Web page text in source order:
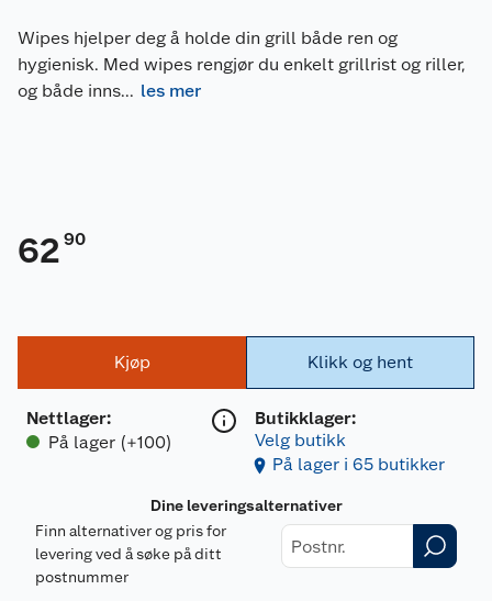
Wipes hjelper deg å holde din grill både ren og
hygienisk. Med wipes rengjør du enkelt grillrist og riller,
og både inns... les mer
62 90
Kjøp
Nettlager:
På lager (+100)
Klikk og hent
Butikklager:
Velg butikk
På lager i 65 butikker
Dine leveringsalternativer
Finn alternativer og pris for
levering ved å søke på ditt
postnummer